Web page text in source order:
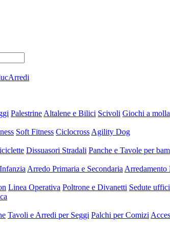
Palestrine Altalene e Bilici Scivoli Giochi a molla
Soft Fitness Ciclocross Agility Dog
Dissuasori Stradali Panche e Tavole per
Arredo Primaria e Secondaria Arredamento
Linea Operativa Poltrone e Divanetti Sedute
Tavoli e Arredi per Seggi Palchi per Comizi